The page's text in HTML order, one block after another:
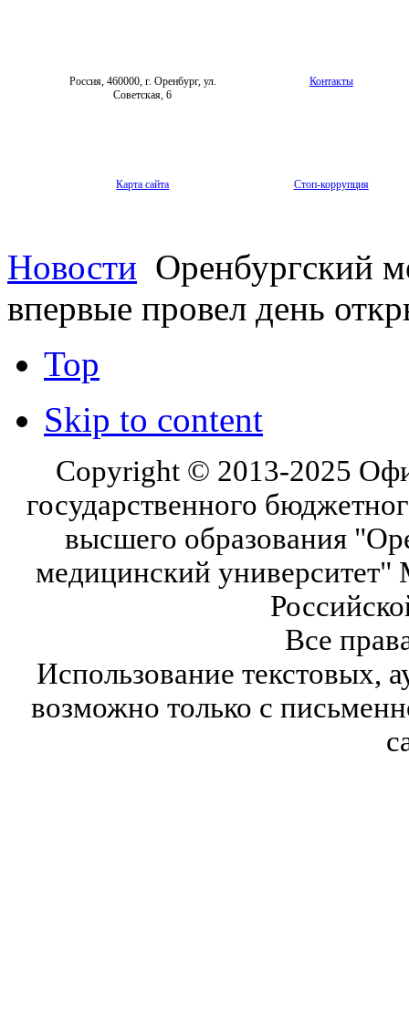
Россия, 460000, г. Оренбург, ул.
Советская, 6
Контакты
Карта сайта Стоп-коррупция
Новости Оренбургский
впервые провел день
Top
Skip to content
Copyright © 2013-2025
государственного
высшего образования
медицинский университет"
Все
Использование текстовых,
возможно только с